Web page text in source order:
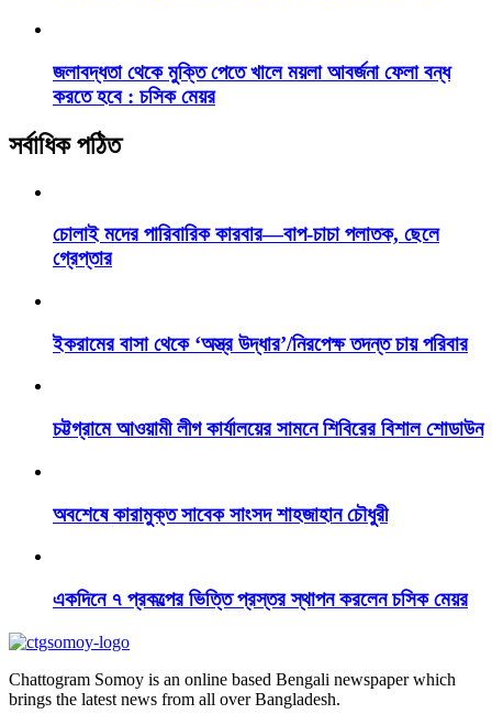
জলাবদ্ধতা থেকে মুক্তি পেতে খালে ময়লা আবর্জনা ফেলা বন্ধ
করতে হবে : চসিক মেয়র
সর্বাধিক পঠিত
চোলাই মদের পারিবারিক কারবার—বাপ-চাচা পলাতক, ছেলে
গ্রেপ্তার
ইকরামের বাসা থেকে ‘অস্ত্র উদ্ধার’/নিরপেক্ষ তদন্ত চায় পরিবার
চট্টগ্রামে আওয়ামী লীগ কার্যালয়ের সামনে শিবিরের বিশাল শোডাউন
অবশেষে কারামুক্ত সাবেক সাংসদ শাহজাহান চৌধুরী
একদিনে ৭ প্রকল্পের ভিত্তি প্রস্তর স্থাপন করলেন চসিক মেয়র
Chattogram Somoy is an online based Bengali newspaper which
brings the latest news from all over Bangladesh.